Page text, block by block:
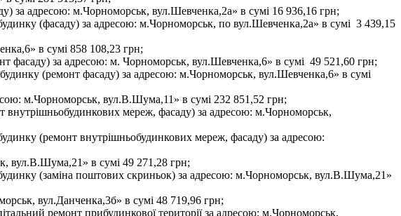
за адресою: м.Чорноморськ, вул.Шевченка,2а» в сумі 16 936,16 грн;
(фасаду) за адресою: м.Чорноморськ, по вул.Шевченка,2а» в сумі 3 439,15
в сумі 858 108,23 грн;
фасаду) за адресою: м. Чорноморськ, вул.Шевченка,6» в сумі 49 521,60 грн;
(ремонт фасаду) за адресою: м.Чорноморськ, вул.Шевченка,6» в сумі
м.Чорноморськ, вул.В.Шума,11» в сумі 232 851,52 грн;
внутрішньобудинкових мереж, фасаду) за адресою: м.Чорноморськ,
(ремонт внутрішньобудинкових мереж, фасаду) за адресою:
вул.В.Шума,21» в сумі 49 271,28 грн;
(заміна поштових скриньок) за адресою: м.Чорноморськ, вул.В.Шума,21»
вул.Данченка,3б» в сумі 48 719,96 грн;
ремонт прибудинкової території за адресою: м.Чорноморськ,